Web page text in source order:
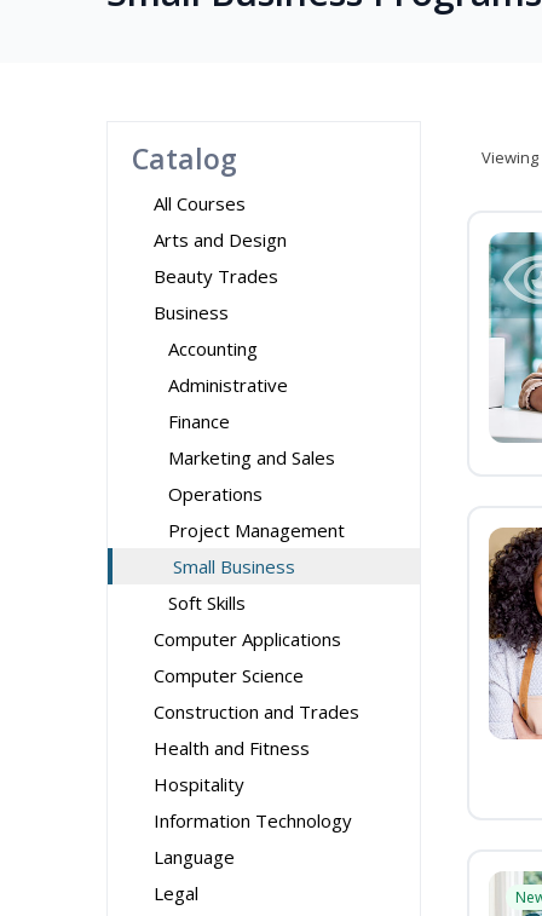
Catalog
All Courses
Arts and Design
Beauty Trades
Business
Accounting
Administrative
Finance
Marketing and Sales
Operations
Project Management
Small Business
Soft Skills
Computer Applications
Computer Science
Construction and Trades
Health and Fitness
Hospitality
Information Technology
Language
Legal
Viewing